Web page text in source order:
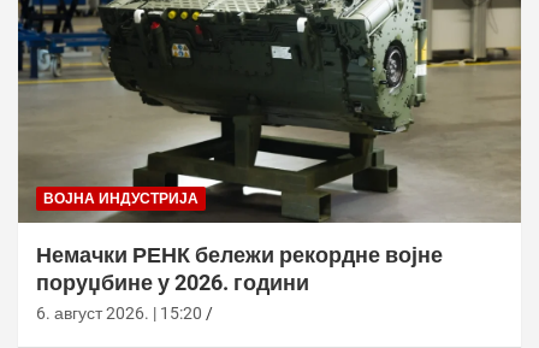
ВОЈНА ИНДУСТРИЈА
Немачки РЕНК бележи рекордне војне
поруџбине у 2026. години
6. август 2026. | 15:20